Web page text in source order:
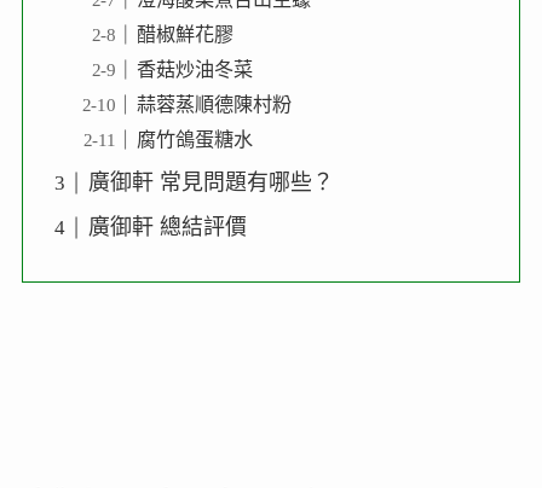
醋椒鮮花膠
香菇炒油冬菜
蒜蓉蒸順德陳村粉
腐竹鴿蛋糖水
廣御軒 常見問題有哪些？
廣御軒 總結評價